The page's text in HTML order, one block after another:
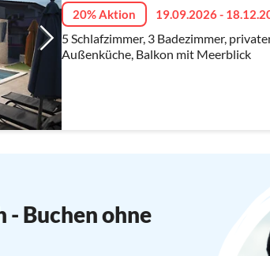
20% Aktion 19.09.2026 -
5 Schlafzimmer, 3 Badezimmer,
Außenküche, Balkon mit Meerblick
- Buchen ohne